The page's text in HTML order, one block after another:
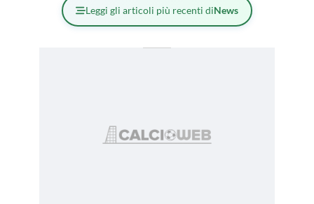
Leggi gli articoli più recenti diNews